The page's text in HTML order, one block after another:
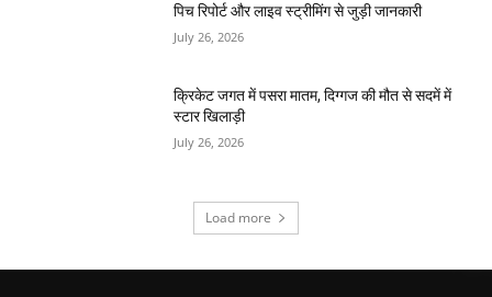
पिच रिपोर्ट और लाइव स्ट्रीमिंग से जुड़ी जानकारी
July 26, 2026
क्रिकेट जगत में पसरा मातम, दिग्गज की मौत से सदमें में
स्टार खिलाड़ी
July 26, 2026
Load more